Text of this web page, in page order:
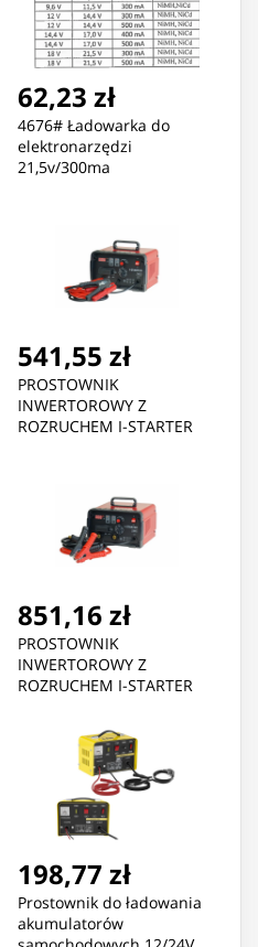
62,23 zł
4676# Ładowarka do
elektronarzędzi
21,5v/300ma
541,55 zł
PROSTOWNIK
INWERTOROWY Z
ROZRUCHEM I-STARTER
851,16 zł
PROSTOWNIK
INWERTOROWY Z
ROZRUCHEM I-STARTER
198,77 zł
Prostownik do ładowania
akumulatorów